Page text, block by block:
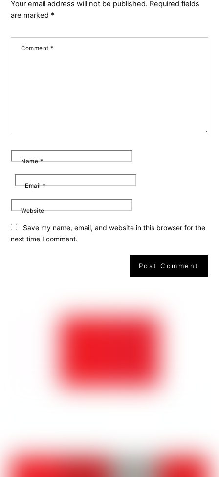
Your email address will not be published. Required fields
are marked *
Comment*
Name*
Email*
Website
Save my name, email, and website in this browser for the
next time I comment.